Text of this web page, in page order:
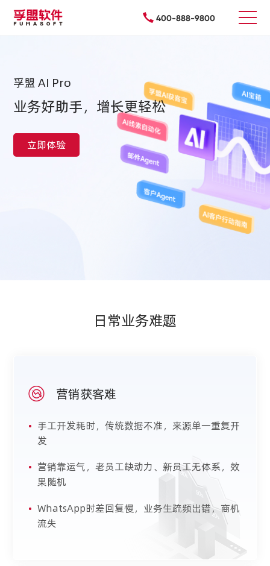
400-888-9800
孚盟 AI Pro
业务好助手，增长更轻松
立即体验
日常业务难题
营销获客难
• 手工开发耗时，传统数据不准，来源单一重复开
发
• 营销靠运气，老员工缺动力、新员工无体系，效
果随机
• WhatsApp时差回复慢，业务生疏频出错，商机
流失